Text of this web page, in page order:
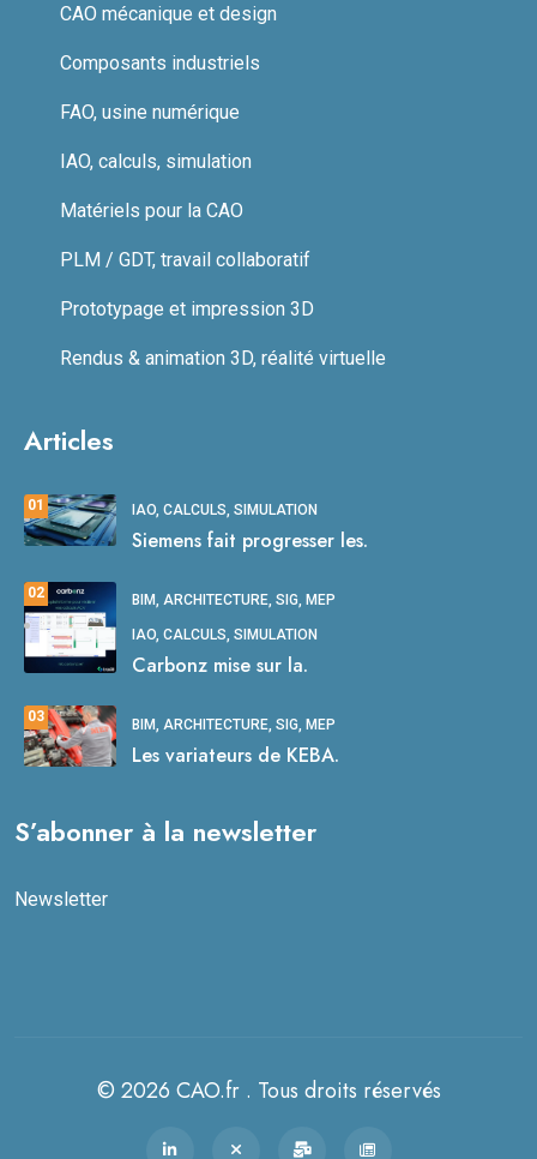
CAO mécanique et design
Composants industriels
FAO, usine numérique
IAO, calculs, simulation
Matériels pour la CAO
PLM / GDT, travail collaboratif
Prototypage et impression 3D
Rendus & animation 3D, réalité virtuelle
Articles
01 IAO, CALCULS, SIMULATION
Siemens fait progresser les.
02 BIM, ARCHITECTURE, SIG, MEP
IAO, CALCULS, SIMULATION
Carbonz mise sur la.
03 BIM, ARCHITECTURE, SIG, MEP
Les variateurs de KEBA.
S’abonner à la newsletter
Newsletter
© 2026 CAO.fr . Tous droits réservés